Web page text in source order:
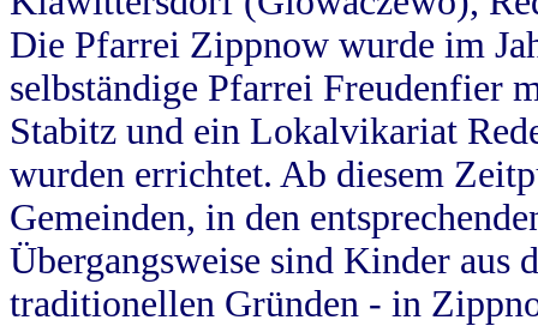
Die Pfarrei Zippnow wurde im
selbständige Pfarrei Freudenfier
Stabitz und ein Lokalvikariat
wurden errichtet. Ab diesem
Gemeinden, in den
Übergangsweise sind Kinder aus
traditionellen Gründen - in